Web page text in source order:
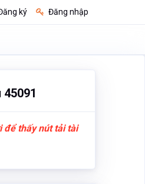
ký Đăng nhập
45091
để thấy nút tải tài